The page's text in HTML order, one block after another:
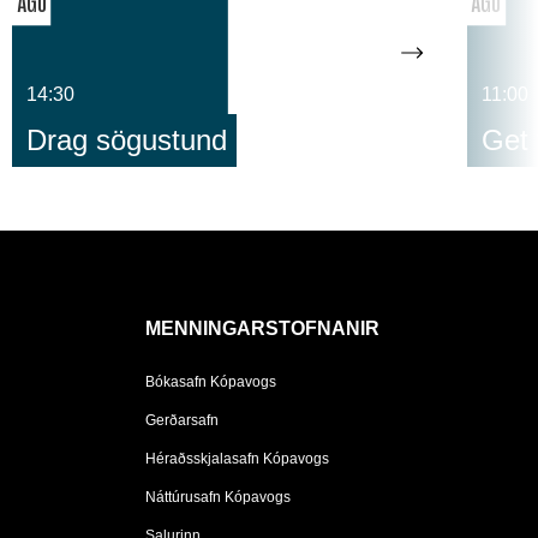
14:30
Drag sögustund
11:00
Get
MENNINGARSTOFNANIR
Bókasafn Kópavogs
Gerðarsafn
Héraðsskjalasafn Kópavogs
Náttúrusafn Kópavogs